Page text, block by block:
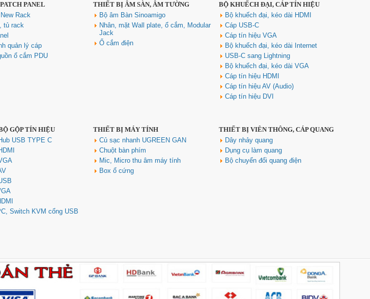
Cáp âm thanh 2x1.5 chống
nhiễu chống cháy ALANTEK
301-FRS015-E01P-3SG5 cao cấp
Giá: Liên hệ
Hub USB Type C Groovy Robot
Uno 6 in 1 ra USB-C, USB-A 3.2,
HDMI 4K@60Hz, Sạc PD 100W
Ugreen 35998
Giá: 650,000 VNĐ
Hub USB Type-C 6 in 1 HDMI
4K@60Hz, Hub USB 3.0, Lan,
PD 100W Ugreen 45000 cao cấp
PANEL
Rack
tủ rack
quản lý cáp
ổ cắm PDU
THIẾT BỊ ÂM SÀN, ÂM TƯỜNG
Bộ âm Bàn Sinoamigo
Nhân, mặt Wall plate, ổ cắm, Modular
Jack
Ổ cắm điện
BỘ KHUẾCH ĐẠI, CÁP TÍN HIỆU
Bộ khuếch đại, kéo dài HDMI
Cáp USB-C
Cáp tín hiệu VGA
Bộ khuếch đại, kéo dài Internet
USB-C sang Lightning
Bộ khuếch đại, kéo dài VGA
Cáp tín hiệu HDMI
Cáp tín hiệu AV (Audio)
Cáp tín hiệu DVI
GỘP TÍN HIỆU
USB TYPE C
Switch KVM cổng USB
THIẾT BỊ MÁY TÍNH
Củ sạc nhanh UGREEN GAN
Chuột bàn phím
Mic, Micro thu âm máy tính
Box ổ cứng
THIẾT BỊ VIỄN THÔNG, CÁP QUANG
Dây nhảy quang
Dụng cụ làm quang
Bộ chuyển đổi quang điện